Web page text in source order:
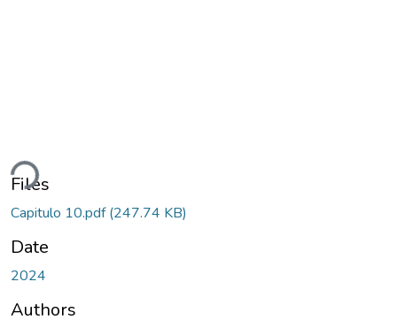
Files
Capitulo 10.pdf(247.74 KB)
Date
2024
Authors